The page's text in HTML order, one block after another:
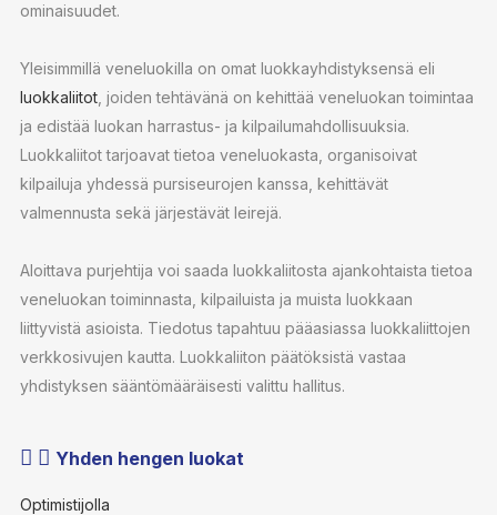
ominaisuudet.
Yleisimmillä veneluokilla on omat luokkayhdistyksensä eli
luokkaliitot, joiden tehtävänä on kehittää veneluokan toimintaa
ja edistää luokan harrastus- ja kilpailumahdollisuuksia.
Luokkaliitot tarjoavat tietoa veneluokasta, organisoivat
kilpailuja yhdessä pursiseurojen kanssa, kehittävät
valmennusta sekä järjestävät leirejä.
Aloittava purjehtija voi saada luokkaliitosta ajankohtaista tietoa
veneluokan toiminnasta, kilpailuista ja muista luokkaan
liittyvistä asioista. Tiedotus tapahtuu pääasiassa luokkaliittojen
verkkosivujen kautta. Luokkaliiton päätöksistä vastaa
yhdistyksen sääntömääräisesti valittu hallitus.
Yhden hengen luokat
Optimistijolla